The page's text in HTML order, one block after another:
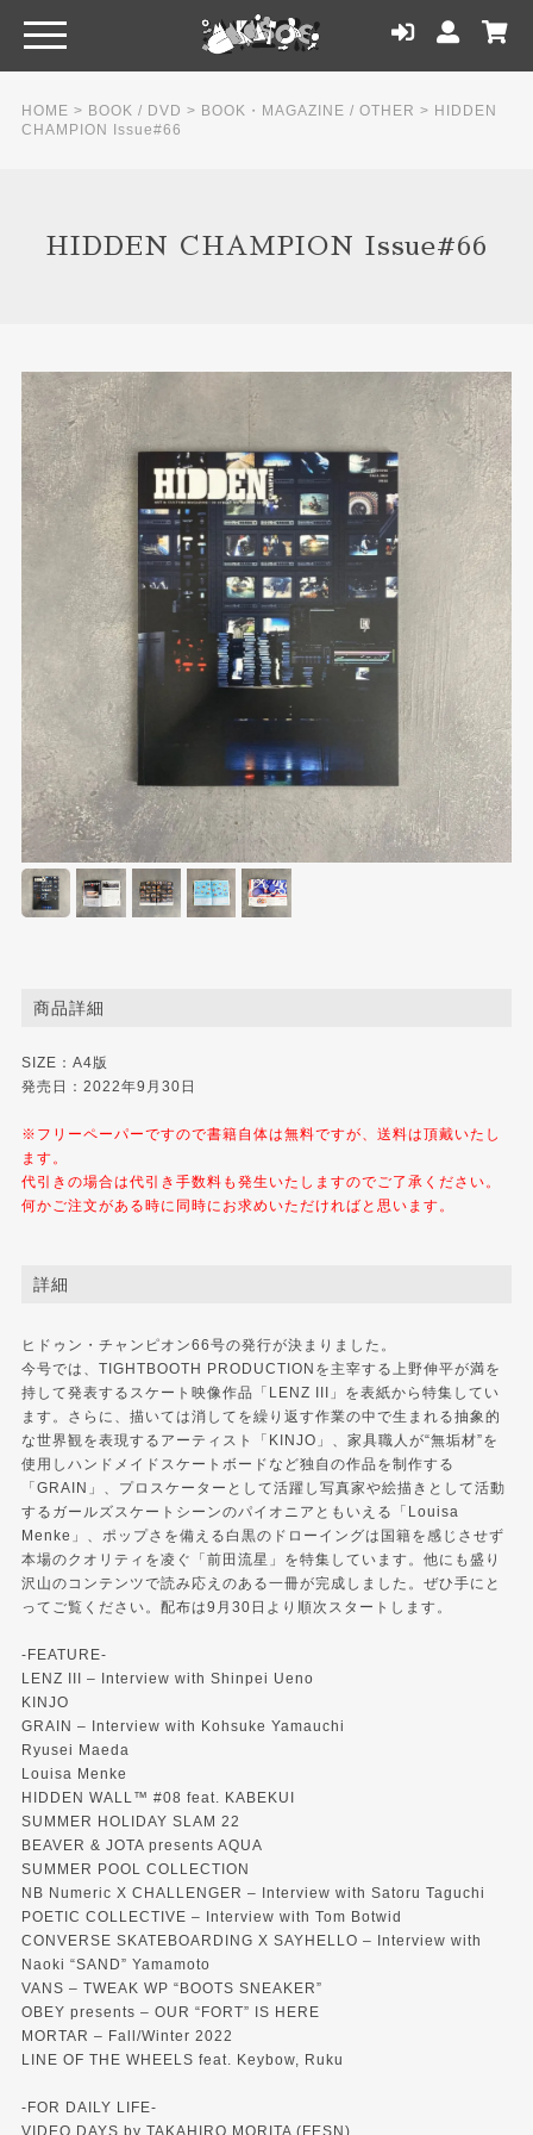
HOME > BOOK / DVD > BOOK・MAGAZINE / OTHER > HIDDEN
CHAMPION Issue#66
HIDDEN CHAMPION Issue#66
商品詳細
SIZE：A4版
発売日：2022年9月30日
※フリーペーパーですので書籍自体は無料ですが、送料は頂戴いたし
ます。
代引きの場合は代引き手数料も発生いたしますのでご了承ください。
何かご注文がある時に同時にお求めいただければと思います。
詳細
ヒドゥン・チャンピオン66号の発行が決まりました。
今号では、TIGHTBOOTH PRODUCTIONを主宰する上野伸平が満を
持して発表するスケート映像作品「LENZ III」を表紙から特集してい
ます。さらに、描いては消してを繰り返す作業の中で生まれる抽象的
な世界観を表現するアーティスト「KINJO」、家具職人が“無垢材”を
使用しハンドメイドスケートボードなど独自の作品を制作する
「GRAIN」、プロスケーターとして活躍し写真家や絵描きとして活動
するガールズスケートシーンのパイオニアともいえる「Louisa
Menke」、ポップさを備える白黒のドローイングは国籍を感じさせず
本場のクオリティを凌ぐ「前田流星」を特集しています。他にも盛り
沢山のコンテンツで読み応えのある一冊が完成しました。ぜひ手にと
ってご覧ください。配布は9月30日より順次スタートします。
-FEATURE-
LENZ III – Interview with Shinpei Ueno
KINJO
GRAIN – Interview with Kohsuke Yamauchi
Ryusei Maeda
Louisa Menke
HIDDEN WALL™ #08 feat. KABEKUI
SUMMER HOLIDAY SLAM 22
BEAVER & JOTA presents AQUA
SUMMER POOL COLLECTION
NB Numeric X CHALLENGER – Interview with Satoru Taguchi
POETIC COLLECTIVE – Interview with Tom Botwid
CONVERSE SKATEBOARDING X SAYHELLO – Interview with
Naoki “SAND” Yamamoto
VANS – TWEAK WP “BOOTS SNEAKER”
OBEY presents – OUR “FORT” IS HERE
MORTAR – Fall/Winter 2022
LINE OF THE WHEELS feat. Keybow, Ruku
-FOR DAILY LIFE-